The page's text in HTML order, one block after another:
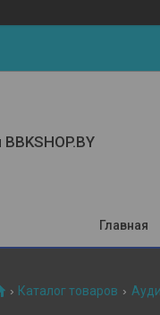
Главная
Каталог товаров